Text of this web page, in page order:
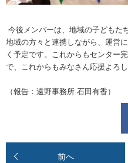
今後 メンバーは、地域の子どもた
地域の方々と連携しながら、運営
く予定です。これからもセンター
で、これからもみなさん応援よろ
（報告：遠野事務所 石田有香）
前へ